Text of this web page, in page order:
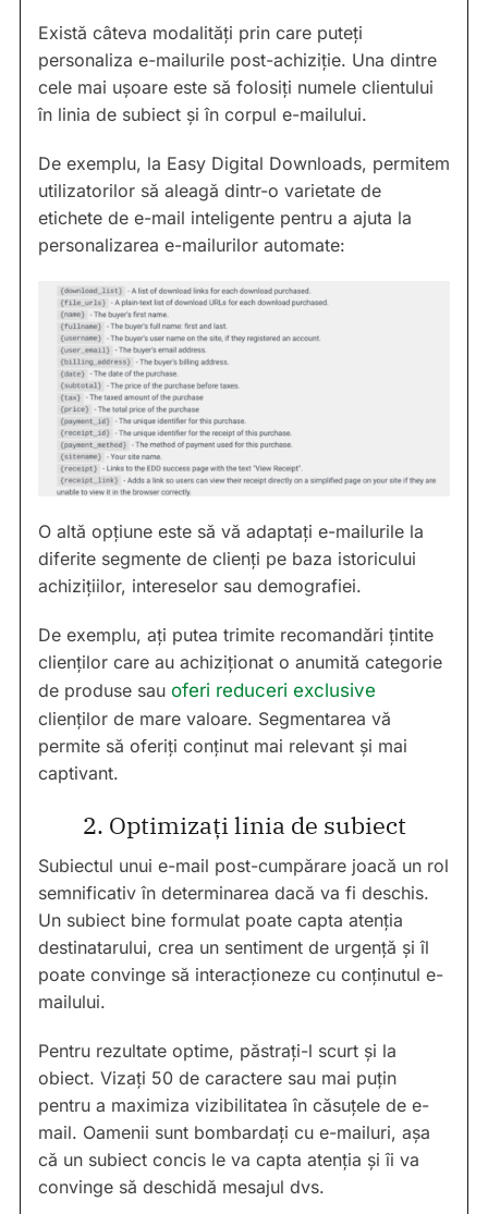
Există câteva modalități prin care puteți
personaliza e-mailurile post-achiziție. Una dintre
cele mai ușoare este să folosiți numele clientului
în linia de subiect și în corpul e-mailului.
De exemplu, la Easy Digital Downloads, permitem
utilizatorilor să aleagă dintr-o varietate de
etichete de e-mail inteligente pentru a ajuta la
personalizarea e-mailurilor automate:
O altă opțiune este să vă adaptați e-mailurile la
diferite segmente de clienți pe baza istoricului
achizițiilor, intereselor sau demografiei.
De exemplu, ați putea trimite recomandări țintite
clienților care au achiziționat o anumită categorie
de produse sau oferi reduceri exclusive
clienților de mare valoare. Segmentarea vă
permite să oferiți conținut mai relevant și mai
captivant.
2. Optimizați linia de subiect
Subiectul unui e-mail post-cumpărare joacă un rol
semnificativ în determinarea dacă va fi deschis.
Un subiect bine formulat poate capta atenția
destinatarului, crea un sentiment de urgență și îl
poate convinge să interacționeze cu conținutul e-
mailului.
Pentru rezultate optime, păstrați-l scurt și la
obiect. Vizați 50 de caractere sau mai puțin
pentru a maximiza vizibilitatea în căsuțele de e-
mail. Oamenii sunt bombardați cu e-mailuri, așa
că un subiect concis le va capta atenția și îi va
convinge să deschidă mesajul dvs.